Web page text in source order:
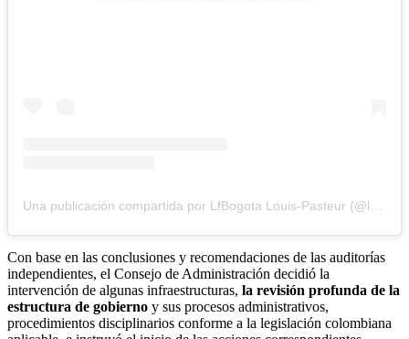
Una publicación compartida por LfBogota Louis-Pasteur (@lycee_francais_louis_pasteur)
Con base en las conclusiones y recomendaciones de las auditorías
independientes, el Consejo de Administración decidió la
intervención de algunas infraestructuras, la revisión profunda de la
estructura de gobierno y sus procesos administrativos,
procedimientos disciplinarios conforme a la legislación colombiana